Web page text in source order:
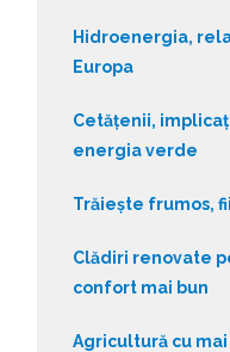
Hidroenergia,
Europa
Cetățenii,
energia verde
Trăiește frumos,
Clădiri renovate
confort mai bun
Agricultură cu